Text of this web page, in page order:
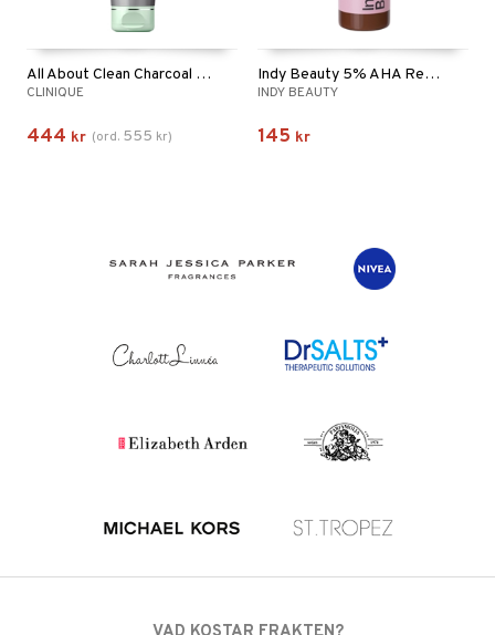
All About Clean Charcoal Mask + Scrub
CLINIQUE
444 kr (ord. 555 kr)
Indy Beauty 5% AHA Renewing Face & Body Serum
INDY BEAUTY
145 kr